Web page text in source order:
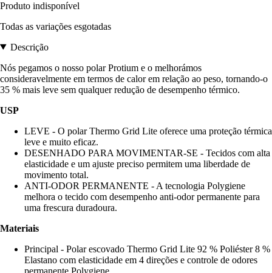
Produto indisponível
Todas as variações esgotadas
Descrição
Nós pegamos o nosso polar Protium e o melhorámos
consideravelmente em termos de calor em relação ao peso, tornando-o
35 % mais leve sem qualquer redução de desempenho térmico.
USP
LEVE - O polar Thermo Grid Lite oferece uma proteção térmica
leve e muito eficaz.
DESENHADO PARA MOVIMENTAR-SE - Tecidos com alta
elasticidade e um ajuste preciso permitem uma liberdade de
movimento total.
ANTI-ODOR PERMANENTE - A tecnologia Polygiene
melhora o tecido com desempenho anti-odor permanente para
uma frescura duradoura.
Materiais
Principal - Polar escovado Thermo Grid Lite 92 % Poliéster 8 %
Elastano com elasticidade em 4 direções e controle de odores
permanente Polygiene.